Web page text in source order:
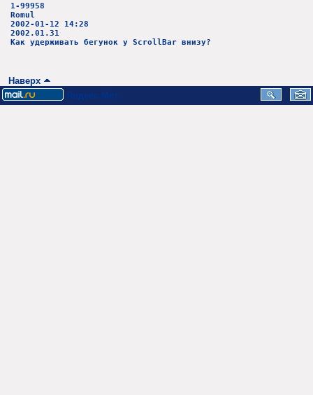
1-99958
Romul
2002-01-12 14:28
2002.01.31
Как удерживать бегунок у ScrollBar внизу?
Наверх